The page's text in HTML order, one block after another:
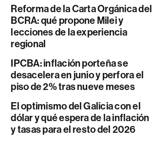
Reforma de la Carta Orgánica del
BCRA: qué propone Milei y
lecciones de la experiencia
regional
IPCBA: inflación porteña se
desacelera en junio y perfora el
piso de 2% tras nueve meses
El optimismo del Galicia con el
dólar y qué espera de la inflación
y tasas para el resto del 2026